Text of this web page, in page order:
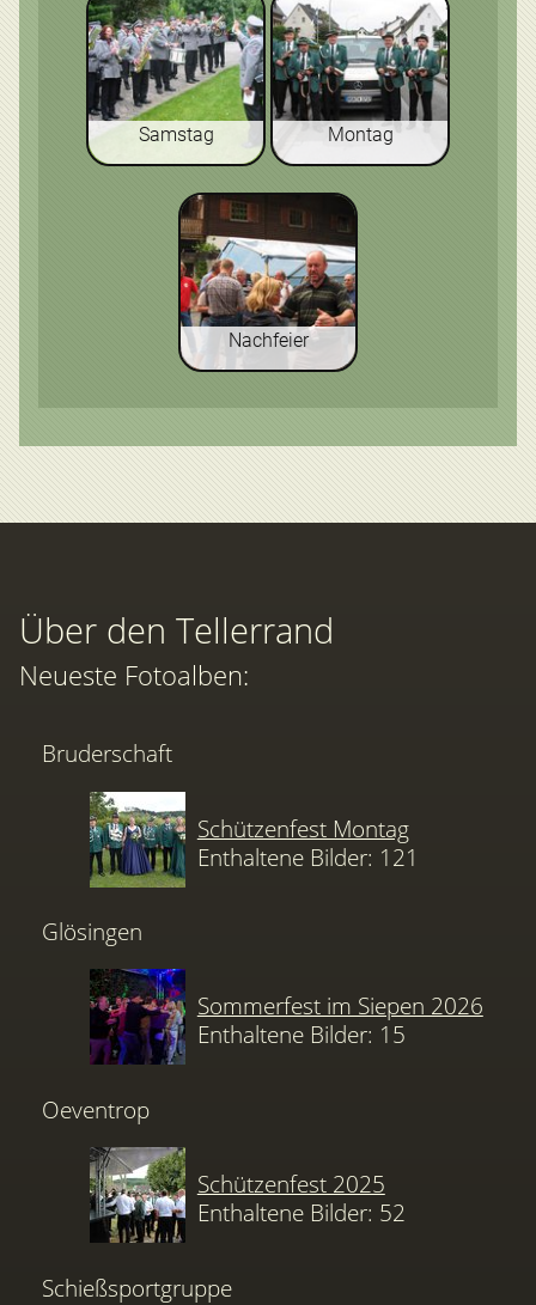
Samstag Montag
Nachfeier
Über den Tellerrand
Neueste Fotoalben:
Bruderschaft
Schützenfest Montag
Enthaltene Bilder: 121
Glösingen
Sommerfest im Siepen 2026
Enthaltene Bilder: 15
Oeventrop
Schützenfest 2025
Enthaltene Bilder: 52
Schießsportgruppe